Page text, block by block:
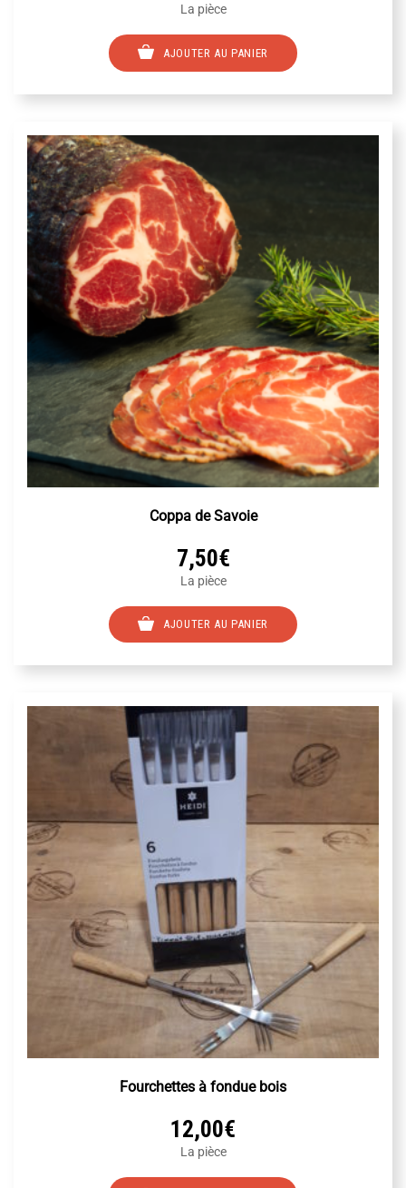
La pièce
AJOUTER AU PANIER
Coppa de Savoie
7,50€
La pièce
AJOUTER AU PANIER
Fourchettes à fondue bois
12,00€
La pièce